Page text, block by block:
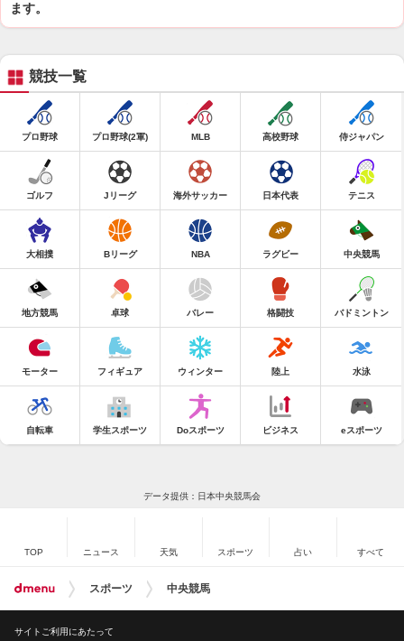
ます。
競技一覧
プロ野球 プロ野球(2軍) MLB 高校野球 侍ジャパン
ゴルフ Jリーグ 海外サッカー 日本代表 テニス
大相撲 Bリーグ NBA ラグビー 中央競馬
地方競馬 卓球 バレー 格闘技 バドミントン
モーター フィギュア ウィンター 陸上 水泳
自転車 学生スポーツ Doスポーツ ビジネス eスポーツ
データ提供：日本中央競馬会
TOP ニュース 天気 スポーツ 占い すべて
スポーツ 中央競馬
サイトご利用にあたって